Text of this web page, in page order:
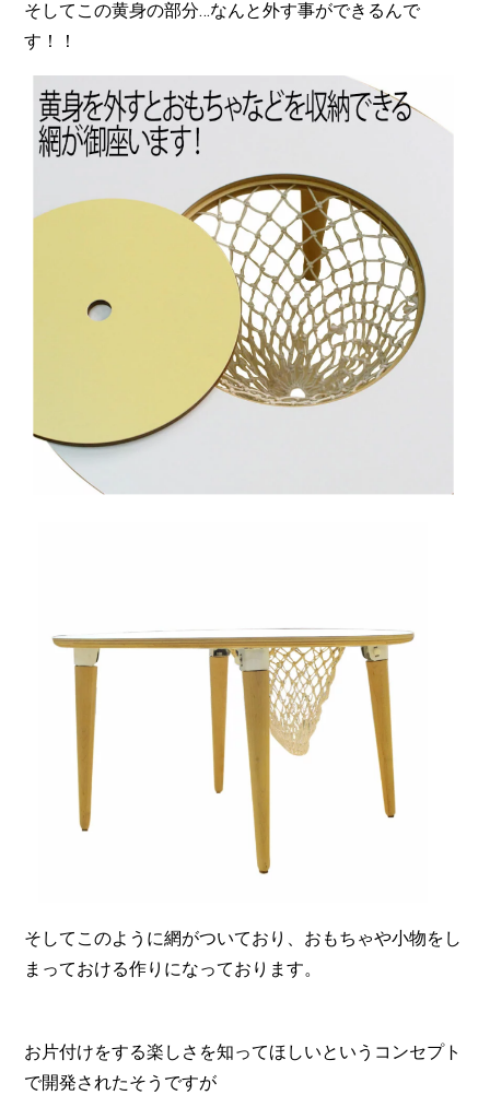
そしてこの黄身の部分…なんと外す事ができるんで
す！！
そしてこのように網がついており、おもちゃや小物をし
まっておける作りになっております。
お片付けをする楽しさを知ってほしいというコンセプト
で開発されたそうですが